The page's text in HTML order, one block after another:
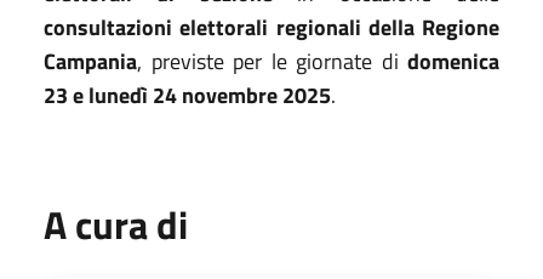
consultazioni elettorali regionali della Regione
Campania, previste per le giornate di domenica
23 e lunedì 24 novembre 2025.
A cura di